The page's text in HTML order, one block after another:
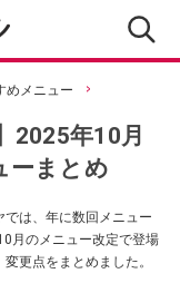
めメニュー
2025年10月
ーまとめ
は、年に数回メニュー
月のメニュー改定で登場
更点をまとめました。